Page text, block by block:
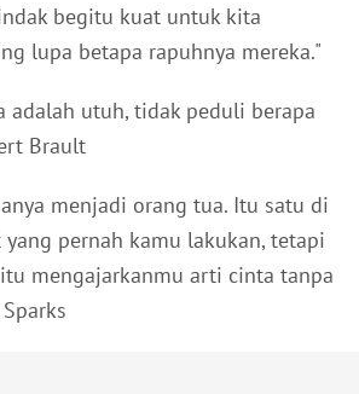
begitu kuat untuk kita
lupa betapa rapuhnya mereka."
adalah utuh, tidak peduli berapa
Brault
menjadi orang tua. Itu satu di
pernah kamu lakukan, tetapi
mengajarkanmu arti cinta tanpa